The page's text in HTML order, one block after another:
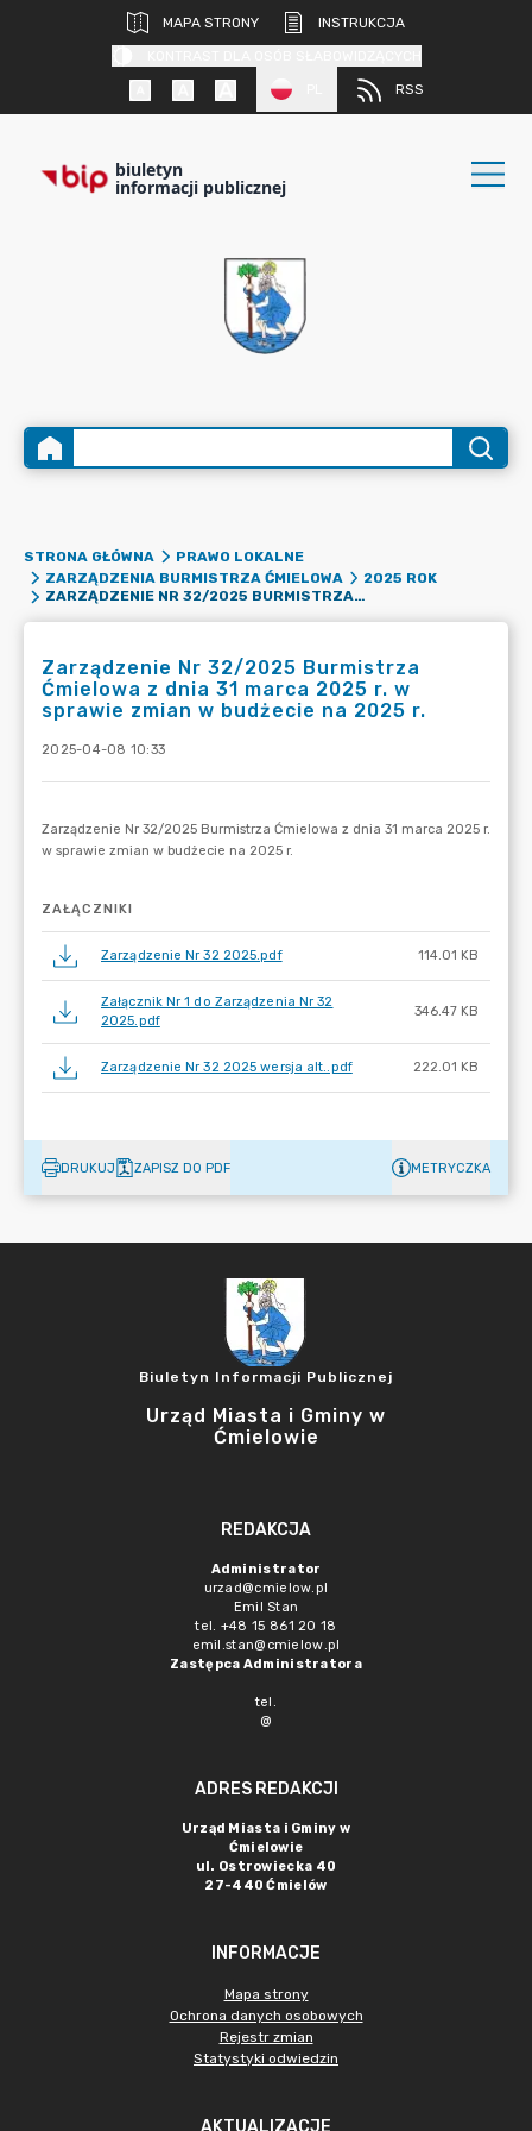
MAPA STRONY
INSTRUKCJA
RSS
biuletyn
informacji publicznej
STRONA GŁÓWNA
PRAWO LOKALNE
ZARZĄDZENIA BURMISTRZA ĆMIELOWA
2025 ROK
ZARZĄDZENIE NR 32/2025 BURMISTRZA ĆMIELOWA Z DNIA 31 MARCA 2025 R. W SPRAWIE ZMIAN W BUDŻECIE NA 2025 R.
Zarządzenie Nr 32/2025 Burmistrza
Ćmielowa z dnia 31 marca 2025 r. w
sprawie zmian w budżecie na 2025 r.
2025-04-08 10:33
ZAŁĄCZNIKI
Zarządzenie Nr 32 2025.pdf 114.01 KB
Załącznik Nr 1 do Zarządzenia Nr 32
2025.pdf
346.47 KB
Zarządzenie Nr 32 2025 wersja alt..pdf 222.01 KB
DRUKUJ ZAPISZ DO PDF METRYCZKA
Biuletyn Informacji Publicznej
Urząd Miasta i Gminy w
Ćmielowie
REDAKCJA
Administrator
urzad@cmielow.pl
Emil Stan
tel. +48 15 861 20 18
emil.stan@cmielow.pl
Zastępca Administratora
tel.
@
ADRES REDAKCJI
Urząd Miasta i Gminy w
Ćmielowie
ul. Ostrowiecka 40
27-440 Ćmielów
INFORMACJE
Mapa strony
Ochrona danych osobowych
Rejestr zmian
Statystyki odwiedzin
AKTUALIZACJE